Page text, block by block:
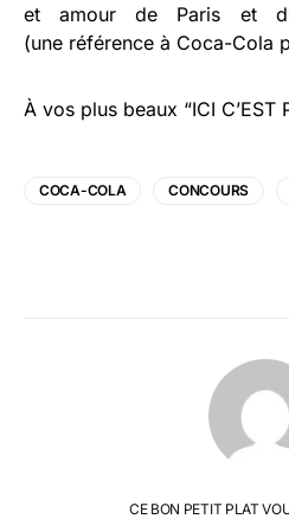
et amour de Paris et du
(une référence à Coca-Cola
À vos plus beaux “ICI C’EST
COCA-COLA CONCOURS
CE BON PETIT PLAT